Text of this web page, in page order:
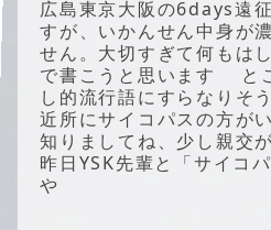
広島東京大阪の6days遠
すが、いかんせん中身が
せん。大切すぎて何もは
で書こうと思います と
し的流行語にすらなりそ
近所にサイコパスの方が
知りましてね、少し親交
昨日YSK先輩と「サイコ
や